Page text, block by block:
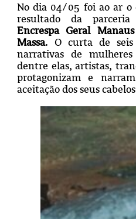
No dia 04/05 foi ao ar
resultado da
Encrespa Geral Manaus
Massa. O curta de
narrativas de
dentre elas, artistas,
protagonizam e
aceitação dos seus